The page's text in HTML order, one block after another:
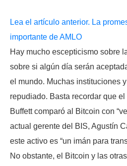
Lea el artículo anterior. La
importante de AMLO
Hay mucho escepticismo sobre
sobre si algún día serán
el mundo. Muchas instituciones
repudiado. Basta recordar que
Buffett comparó al Bitcoin con
actual gerente del BIS, Agustín
este activo es “un imán para
No obstante, el Bitcoin y las